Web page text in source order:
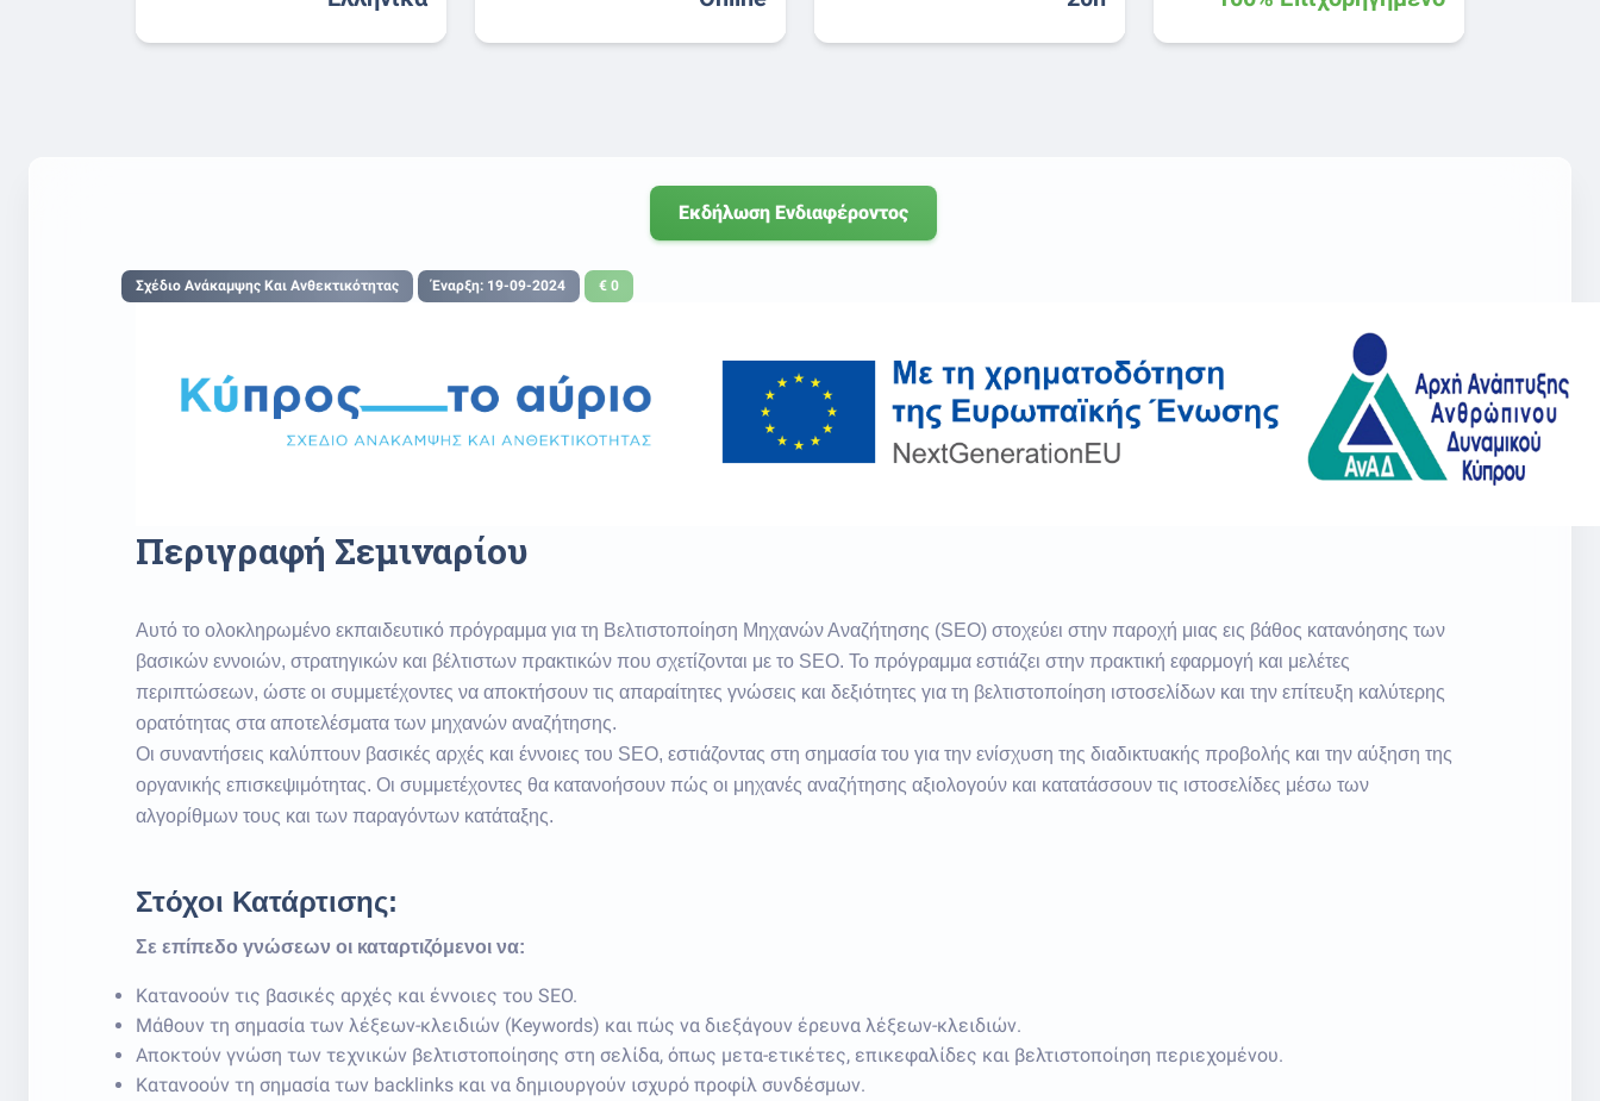
Εκδήλωση Ενδιαφέροντος
Σχέδιο Ανάκαμψης Και Ανθεκτικότητας Έναρξη: 19-09-2024 € 0
Περιγραφή Σεμιναρίου
Αυτό το ολοκληρωμένο εκπαιδευτικό πρόγραμμα για τη Βελτιστοποίηση Μηχανών Αναζήτησης (SEO) στοχεύει στην παροχή μιας εις βάθος κατανόησης των
βασικών εννοιών, στρατηγικών και βέλτιστων πρακτικών που σχετίζονται με το SEO. Το πρόγραμμα εστιάζει στην πρακτική εφαρμογή και μελέτες
περιπτώσεων, ώστε οι συμμετέχοντες να αποκτήσουν τις απαραίτητες γνώσεις και δεξιότητες για τη βελτιστοποίηση ιστοσελίδων και την επίτευξη καλύτερης
ορατότητας στα αποτελέσματα των μηχανών αναζήτησης.
Οι συναντήσεις καλύπτουν βασικές αρχές και έννοιες του SEO, εστιάζοντας στη σημασία του για την ενίσχυση της διαδικτυακής προβολής και την αύξηση της
οργανικής επισκεψιμότητας. Οι συμμετέχοντες θα κατανοήσουν πώς οι μηχανές αναζήτησης αξιολογούν και κατατάσσουν τις ιστοσελίδες μέσω των
αλγορίθμων τους και των παραγόντων κατάταξης.
Στόχοι Κατάρτισης:
Σε επίπεδο γνώσεων οι καταρτιζόμενοι να:
Κατανοούν τις βασικές αρχές και έννοιες του SEO.
Μάθουν τη σημασία των λέξεων-κλειδιών (Keywords) και πώς να διεξάγουν έρευνα λέξεων-κλειδιών.
Αποκτούν γνώση των τεχνικών βελτιστοποίησης στη σελίδα, όπως μετα-ετικέτες, επικεφαλίδες και βελτιστοποίηση περιεχομένου.
Κατανοούν τη σημασία των backlinks και να δημιουργούν ισχυρό προφίλ συνδέσμων.